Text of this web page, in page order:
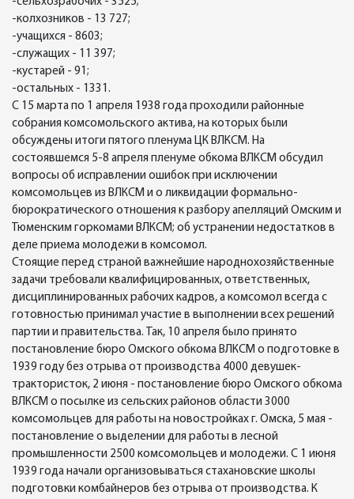
-колхозников - 13 727;
-учащихся - 8603;
-служащих - 11 397;
-кустарей - 91;
-остальных - 1331.
С 15 марта по 1 апреля 1938 года проходили районные
собрания комсомольского актива, на которых были
обсуждены итоги пятого пленума ЦК ВЛКСМ. На
состоявшемся 5-8 апреля пленуме обкома ВЛКСМ обсудил
вопросы об исправлении ошибок при исключении
комсомольцев из ВЛКСМ и о ликвидации формально-
бюрократического отношения к разбору апелляций Омским и
Тюменским горкомами ВЛКСМ; об устранении недостатков в
деле приема молодежи в комсомол.
Стоящие перед страной важнейшие народнохозяйственные
задачи требовали квалифицированных, ответственных,
дисциплинированных рабочих кадров, а комсомол всегда с
готовностью принимал участие в выполнении всех решений
партии и правительства. Так, 10 апреля было принято
постановление бюро Омского обкома ВЛКСМ о подготовке в
1939 году без отрыва от производства 4000 девушек-
трактористок, 2 июня - постановление бюро Омского обкома
ВЛКСМ о посылке из сельских районов области 3000
комсомольцев для работы на новостройках г. Омска, 5 мая -
постановление о выделении для работы в лесной
промышленности 2500 комсомольцев и молодежи. С 1 июня
1939 года начали организовываться стахановские школы
подготовки комбайнеров без отрыва от производства. К